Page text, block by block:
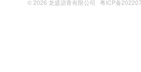
© 2026 龙盛沥青有限公司 粤ICP备